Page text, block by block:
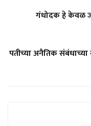
गंधोदक हे केवळ
पतीच्या अनैतिक